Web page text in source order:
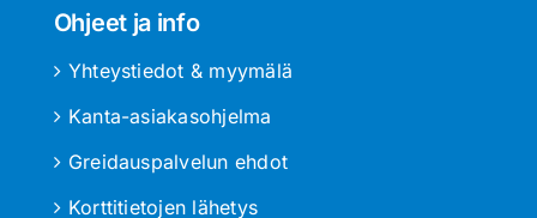
Ohjeet ja info
Yhteystiedot & myymälä
Kanta-asiakasohjelma
Greidauspalvelun ehdot
Korttitietojen lähetys